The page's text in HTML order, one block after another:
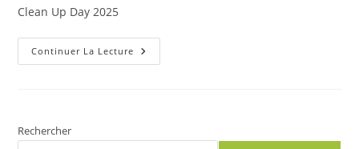
Clean Up Day 2025
Continuer La Lecture R
Comme
2025
Rechercher